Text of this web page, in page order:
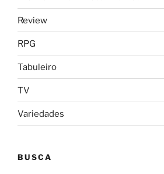
Review
RPG
Tabuleiro
TV
Variedades
BUSCA